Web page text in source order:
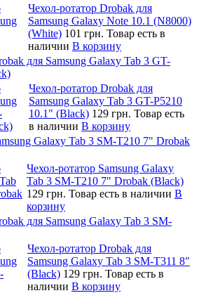
Чехол-ротатор Drobak для
Samsung Galaxy Note 10.1 (N8000)
(White) 101 грн. Товар есть в
наличии В корзину
для Samsung Galaxy Tab 3 GT-
Чехол-ротатор Drobak для
Samsung Galaxy Tab 3 GT-P5210
10.1" (Black) 129 грн. Товар есть
в наличии В корзину
Galaxy Tab 3 SM-T210 7" Drobak
Чехол-ротатор Samsung Galaxy
Tab 3 SM-T210 7" Drobak (Black)
129 грн. Товар есть в наличии В
корзину
для Samsung Galaxy Tab 3 SM-
Чехол-ротатор Drobak для
Samsung Galaxy Tab 3 SM-T311 8"
(Black) 129 грн. Товар есть в
наличии В корзину